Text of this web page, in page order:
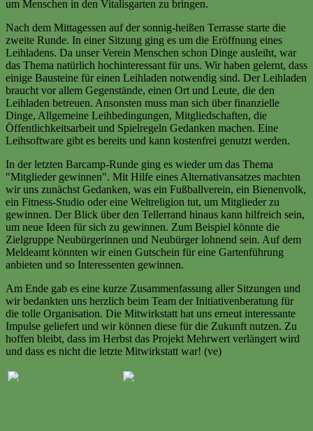
um Menschen in den Vitalisgarten zu bringen.
Nach dem Mittagessen auf der sonnig-heißen Terrasse starte die
zweite Runde. In einer Sitzung ging es um die Eröffnung eines
Leihladens. Da unser Verein Menschen schon Dinge ausleiht, war
das Thema natürlich hochinteressant für uns. Wir haben gelernt, dass
einige Bausteine für einen Leihladen notwendig sind. Der Leihladen
braucht vor allem Gegenstände, einen Ort und Leute, die den
Leihladen betreuen. Ansonsten muss man sich über finanzielle
Dinge, Allgemeine Leihbedingungen, Mitgliedschaften, die
Öffentlichkeitsarbeit und Spielregeln Gedanken machen. Eine
Leihsoftware gibt es bereits und kann kostenfrei genutzt werden.
In der letzten Barcamp-Runde ging es wieder um das Thema
"Mitglieder gewinnen". Mit Hilfe eines Alternativansatzes machten
wir uns zunächst Gedanken, was ein Fußballverein, ein Bienenvolk,
ein Fitness-Studio oder eine Weltreligion tut, um Mitglieder zu
gewinnen. Der Blick über den Tellerrand hinaus kann hilfreich sein,
um neue Ideen für sich zu gewinnen. Zum Beispiel könnte die
Zielgruppe Neubürgerinnen und Neubürger lohnend sein. Auf dem
Meldeamt könnten wir einen Gutschein für eine Gartenführung
anbieten und so Interessenten gewinnen.
Am Ende gab es eine kurze Zusammenfassung aller Sitzungen und
wir bedankten uns herzlich beim Team der Initiativenberatung für
die tolle Organisation. Die Mitwirkstatt hat uns erneut interessante
Impulse geliefert und wir können diese für die Zukunft nutzen. Zu
hoffen bleibt, dass im Herbst das Projekt Mehrwert verlängert wird
und dass es nicht die letzte Mitwirkstatt war! (ve)